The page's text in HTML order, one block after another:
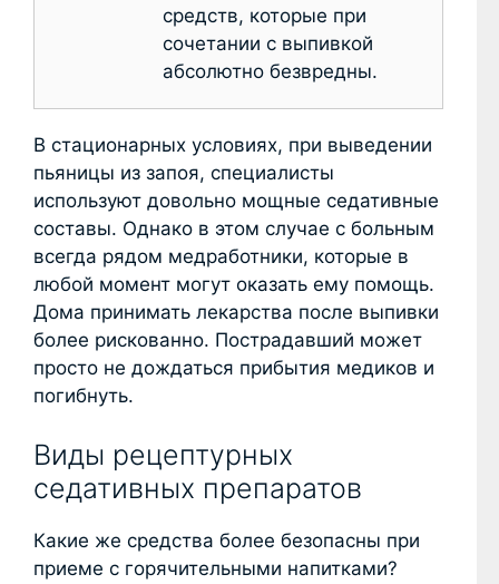
средств, которые при
сочетании с выпивкой
абсолютно безвредны.
В стационарных условиях, при выведении
пьяницы из запоя, специалисты
используют довольно мощные седативные
составы. Однако в этом случае с больным
всегда рядом медработники, которые в
любой момент могут оказать ему помощь.
Дома принимать лекарства после выпивки
более рискованно. Пострадавший может
просто не дождаться прибытия медиков и
погибнуть.
Виды рецептурных
седативных препаратов
Какие же средства более безопасны при
приеме с горячительными напитками?